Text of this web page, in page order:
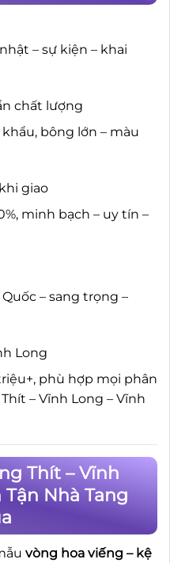
– sự kiện – khai
chất lượng
bông lớn – màu
giao
minh bạch – uy tín –
– sang trọng –
Long
phù hợp mọi phân
– Vĩnh Long – Vĩnh
Thít – Vĩnh
Nhà Tang
vòng hoa viếng – kệ